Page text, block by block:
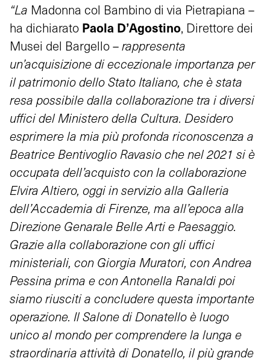
“La Madonna col Bambino di via Pietrapiana –
ha dichiarato Paola D’Agostino, Direttore dei
Musei del Bargello –rappresenta
un’acquisizione di eccezionale importanza per
il patrimonio dello Stato Italiano, che è stata
resa possibile dalla collaborazione tra i diversi
uffici del Ministero della Cultura. Desidero
esprimere la mia più profonda riconoscenza a
Beatrice Bentivoglio Ravasio che nel 2021 si è
occupata dell’acquisto con la collaborazione
Elvira Altiero, oggi in servizio alla Galleria
dell’Accademia di Firenze, ma all’epoca alla
Direzione Genarale Belle Arti e Paesaggio.
Grazie alla collaborazione con gli uffici
ministeriali, con Giorgia Muratori, con Andrea
Pessina prima e con Antonella Ranaldi poi
siamo riusciti a concludere questa importante
operazione. Il Salone di Donatello è luogo
unico al mondo per comprendere la lunga e
straordinaria attività di Donatello, il più grande